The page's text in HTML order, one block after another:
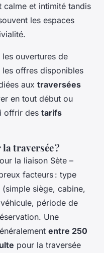
calme et intimité tandis
les espaces
les ouvertures de
offres disponibles
aux traversées
en tout début ou
offrir des tarifs
traversée ?
la liaison Sète –
facteurs : type
siège, cabine,
période de
Une
entre 250
pour la traversée